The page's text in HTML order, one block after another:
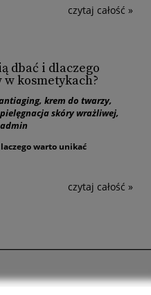
czytaj całość »
dbać i dlaczego
kosmetykach?
, krem do twarzy,
pielęgnacja skóry wrażliwej,
admin
warto unikać
czytaj całość »